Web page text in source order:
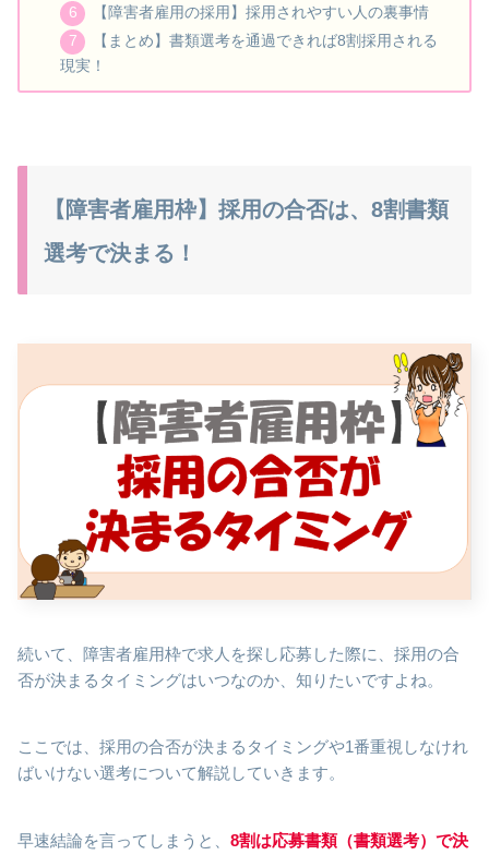
【障害者雇用の採用】採用されやすい人の裏事情
【まとめ】書類選考を通過できれば8割採用される
現実！
【障害者雇用枠】採用の合否は、8割書類
選考で決まる！
続いて、障害者雇用枠で求人を探し応募した際に、採用の合
否が決まるタイミングはいつなのか、知りたいですよね。
ここでは、採用の合否が決まるタイミングや1番重視しなけれ
ばいけない選考について解説していきます。
早速結論を言ってしまうと、 8割は応募書類（書類選考）で決